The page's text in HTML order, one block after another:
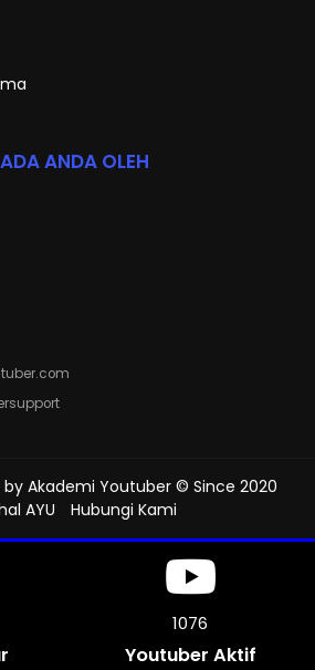
ANDA OLEH
by Akademi Youtuber © Since 2020
AYU
Hubungi Kami
1225
Youtuber Aktif